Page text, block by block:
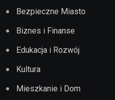
Bezpieczne Miasto
Biznes i Finanse
Edukacja i Rozwój
Kultura
Mieszkanie i Dom